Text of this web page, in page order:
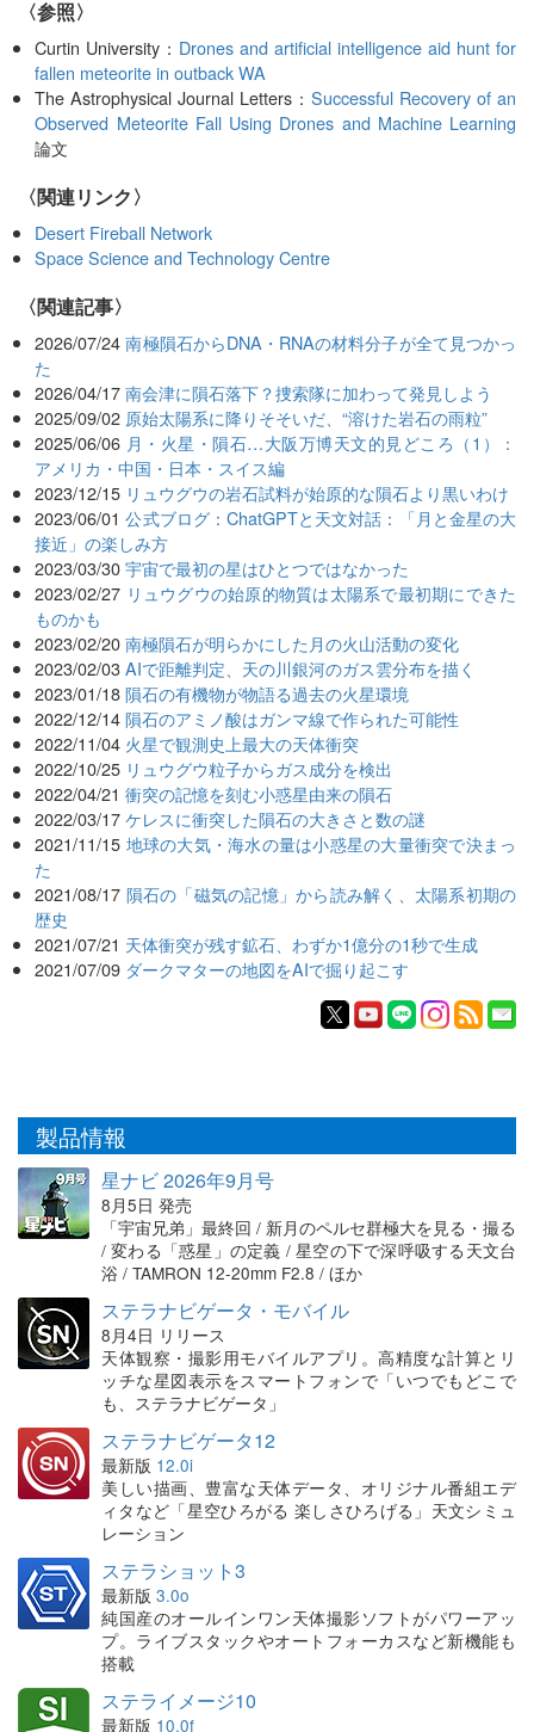
〈参照〉
Curtin University： Drones and artificial intelligence aid hunt for
fallen meteorite in outback WA
The Astrophysical Journal Letters：Successful Recovery of an
Observed Meteorite Fall Using Drones and Machine Learning
論文
〈関連リンク〉
Desert Fireball Network
Space Science and Technology Centre
関連記事
2026/07/24 南極隕石からDNA・RNAの材料分子が全て見つかっ
た
2026/04/17 南会津に隕石落下？捜索隊に加わって発見しよう
2025/09/02 原始太陽系に降りそそいだ、“溶けた岩石の雨粒”
2025/06/06 月・火星・隕石…大阪万博天文的見どころ（1）：
アメリカ・中国・日本・スイス編
2023/12/15 リュウグウの岩石試料が始原的な隕石より黒いわけ
2023/06/01 公式ブログ：ChatGPTと天文対話：「月と金星の大
接近」の楽しみ方
2023/03/30 宇宙で最初の星はひとつではなかった
2023/02/27 リュウグウの始原的物質は太陽系で最初期にできた
ものかも
2023/02/20 南極隕石が明らかにした月の火山活動の変化
2023/02/03 AIで距離判定、天の川銀河のガス雲分布を描く
2023/01/18 隕石の有機物が物語る過去の火星環境
2022/12/14 隕石のアミノ酸はガンマ線で作られた可能性
2022/11/04 火星で観測史上最大の天体衝突
2022/10/25 リュウグウ粒子からガス成分を検出
2022/04/21 衝突の記憶を刻む小惑星由来の隕石
2022/03/17 ケレスに衝突した隕石の大きさと数の謎
2021/11/15 地球の大気・海水の量は小惑星の大量衝突で決まっ
た
2021/08/17 隕石の「磁気の記憶」から読み解く、太陽系初期の
歴史
2021/07/21 天体衝突が残す鉱石、わずか1億分の1秒で生成
2021/07/09 ダークマターの地図をAIで掘り起こす
製品情報
星ナビ 2026年9月号
8月5日 発売
「宇宙兄弟」最終回 / 新月のペルセ群極大を見る・撮る
/ 変わる「惑星」の定義 / 星空の下で深呼吸する天文台
浴 / TAMRON 12-20mm F2.8 / ほか
ステラナビゲータ・モバイル
8月4日 リリース
天体観察・撮影用モバイルアプリ。高精度な計算とリ
ッチな星図表示をスマートフォンで「いつでもどこで
も、ステラナビゲータ」
ステラナビゲータ12
最新版 12.0i
美しい描画、豊富な天体データ、オリジナル番組エデ
ィタなど「星空ひろがる 楽しさひろげる」天文シミュ
レーション
ステラショット3
最新版 3.0o
純国産のオールインワン天体撮影ソフトがパワーアッ
プ。ライブスタックやオートフォーカスなど新機能も
搭載
ステライメージ10
最新版 10.0f